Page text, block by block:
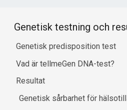
Genetisk testning och
Genetisk predisposition test
Vad är tellmeGen DNA-test?
Resultat
Genetisk sårbarhet för